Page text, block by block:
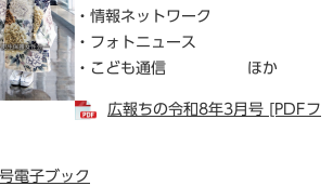
・情報ネットワーク
・フォトニュース
・こども通信 ほか
広報ちの令和8年3月号 [PDFフ
電子ブック